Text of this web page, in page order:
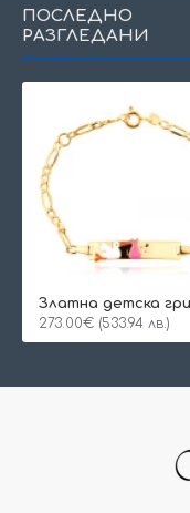
ПОСЛЕДНО
РАЗГЛЕДАНИ
273.00€ (533.94 лв.)